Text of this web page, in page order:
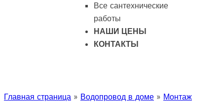
Все сантехнические
работы
НАШИ ЦЕНЫ
КОНТАКТЫ
Главная страница » Водопровод в доме » Монтаж